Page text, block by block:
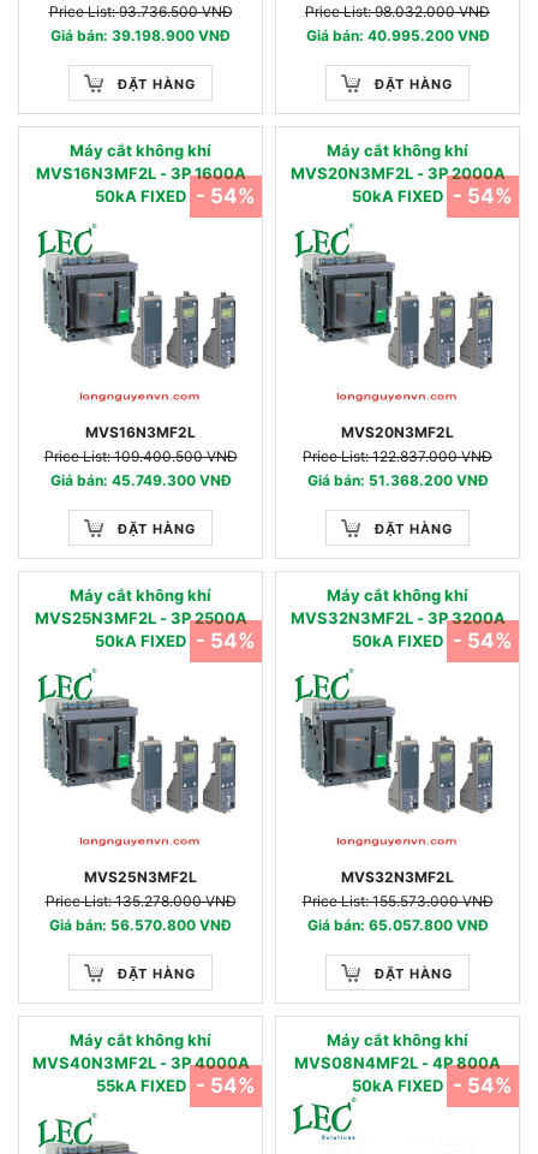
Price List: 93.736.500 VNĐ
Giá bán: 39.198.900 VNĐ
ĐẶT HÀNG
Price List: 98.032.000 VNĐ
Giá bán: 40.995.200 VNĐ
ĐẶT HÀNG
Máy cắt không khí
MVS16N3MF2L - 3P 1600A
50kA FIXED
MVS16N3MF2L
Price List: 109.400.500 VNĐ
Giá bán: 45.749.300 VNĐ
ĐẶT HÀNG
- 54%
Máy cắt không khí
MVS20N3MF2L - 3P 2000A
50kA FIXED
MVS20N3MF2L
Price List: 122.837.000 VNĐ
Giá bán: 51.368.200 VNĐ
ĐẶT HÀNG
- 54%
Máy cắt không khí
MVS25N3MF2L - 3P 2500A
50kA FIXED
MVS25N3MF2L
Price List: 135.278.000 VNĐ
Giá bán: 56.570.800 VNĐ
ĐẶT HÀNG
- 54%
Máy cắt không khí
MVS32N3MF2L - 3P 3200A
50kA FIXED
MVS32N3MF2L
Price List: 155.573.000 VNĐ
Giá bán: 65.057.800 VNĐ
ĐẶT HÀNG
- 54%
Máy cắt không khí
MVS40N3MF2L - 3P 4000A
55kA FIXED - 54%
Máy cắt không khí
MVS08N4MF2L - 4P 800A
50kA FIXED - 54%